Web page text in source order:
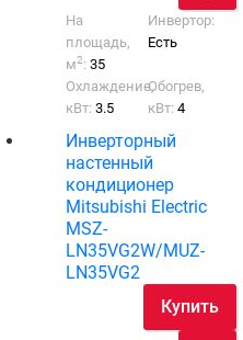
На
площадь,
м2:35
Инвертор:
Есть
Охлаждение,
кВт:3.5
Обогрев,
кВт:4
Инверторный
настенный
кондиционер
Mitsubishi Electric
MSZ-
LN35VG2W/MUZ-
LN35VG2
Купить